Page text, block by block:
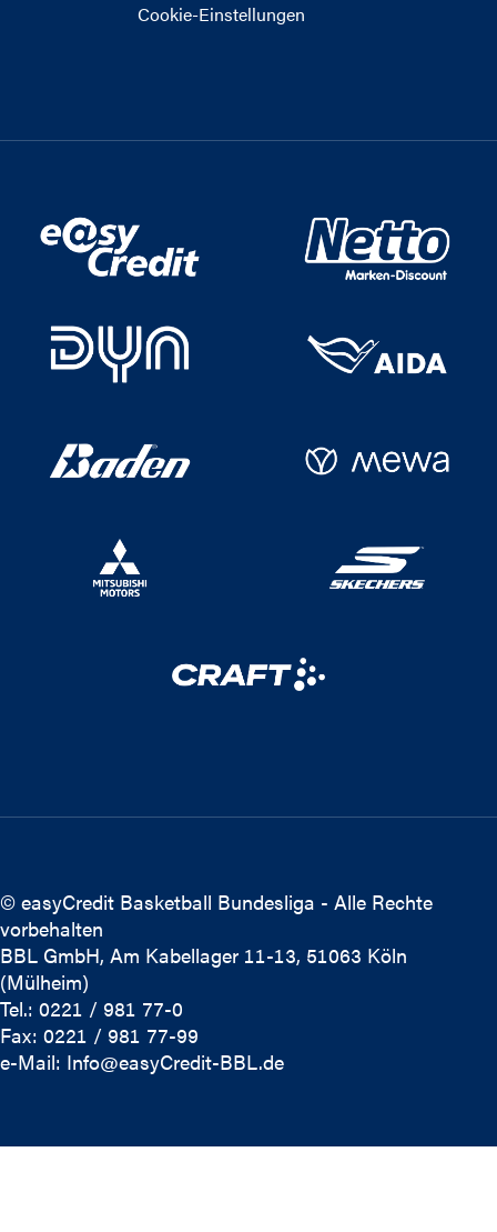
Cookie-Einstellungen
© easyCredit Basketball Bundesliga - Alle Rechte
vorbehalten
BBL GmbH, Am Kabellager 11-13, 51063 Köln
(Mülheim)
Tel.: 0221 / 981 77-0
Fax: 0221 / 981 77-99
e-Mail: Info@easyCredit-BBL.de